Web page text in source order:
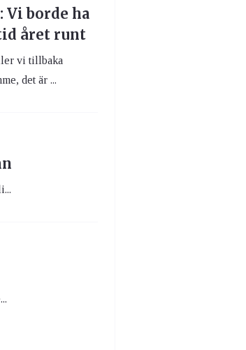
Vi borde ha
året runt
vi tillbaka
det är ...